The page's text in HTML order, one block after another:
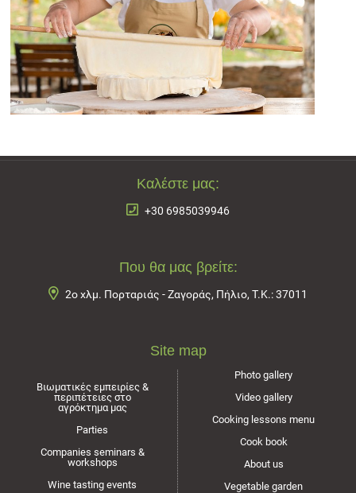
Καλέστε μας:
+30 6985039946
Που θα μας βρείτε:
2ο χλμ. Πορταριάς - Ζαγοράς, Πήλιο, Τ.Κ.: 37011
Site map
Βιωματικές εμπειρίες &
περιπέτειες στο
αγρόκτημα μας
Parties
Companies seminars &
workshops
Wine tasting events
Photo gallery
Video gallery
Cooking lessons menu
Cook book
About us
Vegetable garden